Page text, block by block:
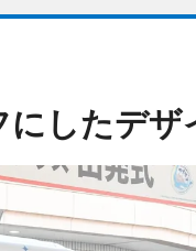
したデザ